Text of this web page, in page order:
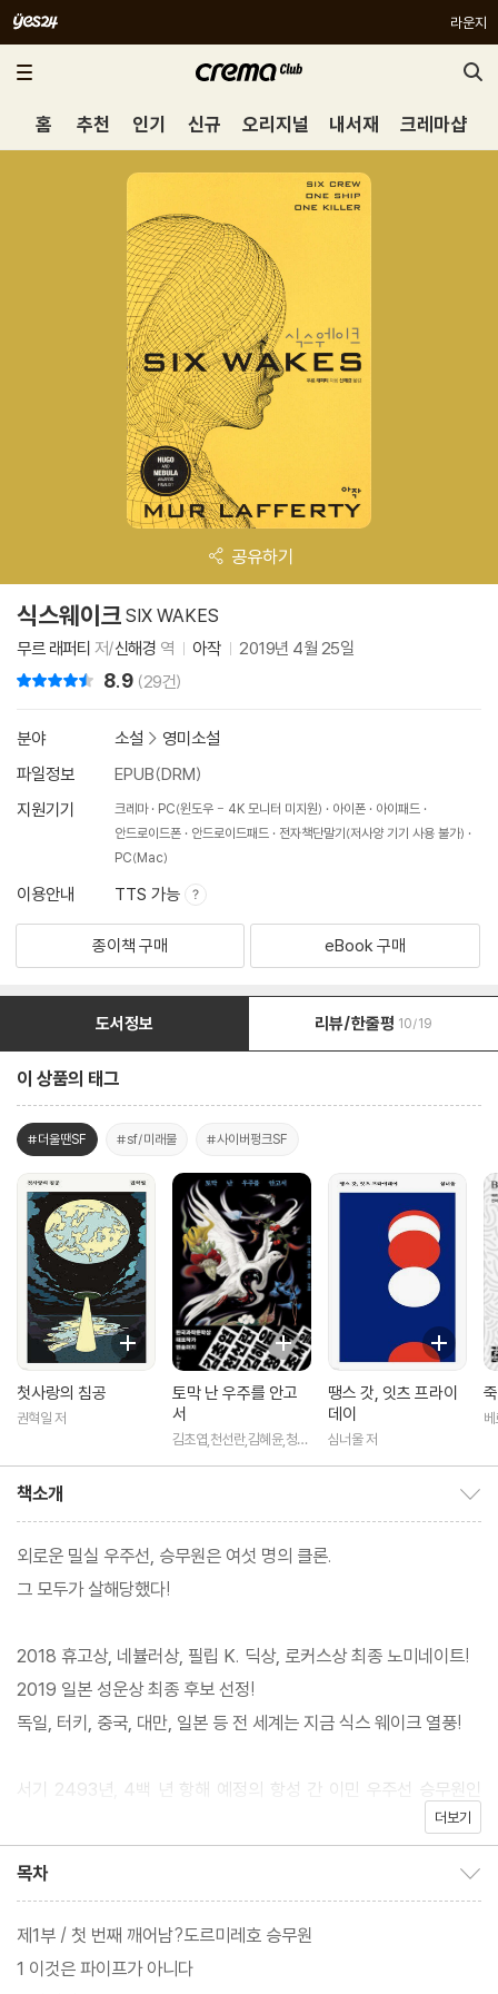
라운지
홈 추천 인기 신규 오리지널 내서재 크레마샵
공유하기
식스웨이크 SIX WAKES
무르 래퍼티 저/신해경 역 아작 2019년 4월 25일
8.9 (29건)
분야 소설 > 영미소설
파일정보
EPUB(DRM)
지원기기
크레마 PC(윈도우 - 4K 모니터 미지원) 아이폰
아이패드
안드로이드폰
안드로이드패드
전자책단말기(저사양 기기 사용 불가)
PC(Mac)
이용안내 TTS 가능
종이책 구매 eBook 구매
도서정보 리뷰/한줄평 10/19
이 상품의 태그
#더울땐SF #sf/미래물 #사이버펑크SF
첫사랑의 침공
권혁일 저
토막 난 우주를 안고
서
김초엽,천선란,김혜윤,청
땡스 갓, 잇츠 프라이
데이
심너울 저
책소개
외로운 밀실 우주선, 승무원은 여섯 명의 클론.
그 모두가 살해당했다!
2018 휴고상, 네뷸러상, 필립 K. 딕상, 로커스상 최종 노미네이트!
2019 일본 성운상 최종 후보 선정!
독일, 터키, 중국, 대만, 일본 등 전 세계는 지금 식스 웨이크 열풍!
서기 2493년, 4백 년 항해 예정의 항성 간 이민 우주선 승무원인
마리아 아레나는 마른 피로 얼룩진 클론 재생 탱크에서 깨어난다. 그
은 있어서는 안 되는 일이었다. 하지만 곧 마리아는 새로 깨어난 클
론이 자기뿐만 아니라 여섯 명 승무원 전원임을 깨닫게 되고, 클론
재생실에는 칼에 찔려 죽은 승무원들이 둥둥 떠다니고 있다. 외로운
더보기
목차
제1부 / 첫 번째 깨어남?도르미레호 승무원
1 이것은 파이프가 아니다